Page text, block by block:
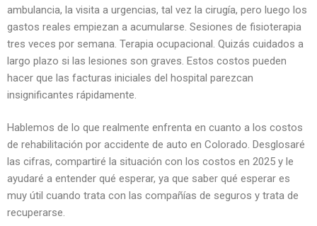
ambulancia, la visita a urgencias, tal vez la cirugía, pero luego los
gastos reales empiezan a acumularse. Sesiones de fisioterapia
tres veces por semana. Terapia ocupacional. Quizás cuidados a
largo plazo si las lesiones son graves. Estos costos pueden
hacer que las facturas iniciales del hospital parezcan
insignificantes rápidamente.
Hablemos de lo que realmente enfrenta en cuanto a los costos
de rehabilitación por accidente de auto en Colorado. Desglosaré
las cifras, compartiré la situación con los costos en 2025 y le
ayudaré a entender qué esperar, ya que saber qué esperar es
muy útil cuando trata con las compañías de seguros y trata de
recuperarse.